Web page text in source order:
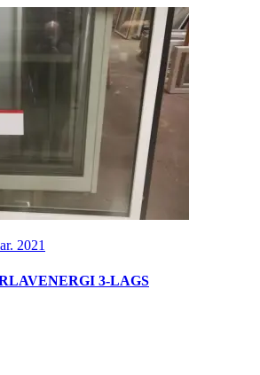
2021
3-LAGS